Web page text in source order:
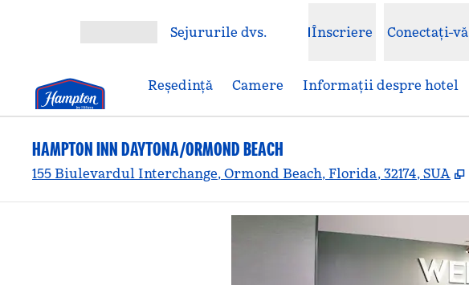
Deschideți meniulSejururile dvs. Înscriere Conectați-vă
Reşedinţă Camere Informații despre hotel
HAMPTON INN DAYTONA/ORMOND BEACH
155 Biulevardul Interchange, Ormond Beach, Florida, 32174, SUA ,